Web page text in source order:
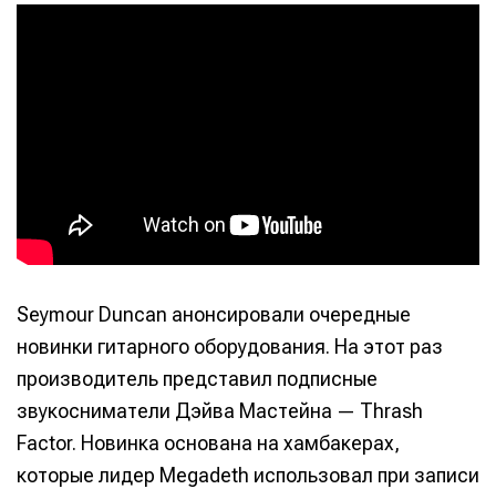
Seymour Duncan анонсировали очередные
новинки гитарного оборудования. На этот раз
производитель представил подписные
звукосниматели Дэйва Мастейна — Thrash
Factor. Новинка основана на хамбакерах,
которые лидер Megadeth использовал при записи